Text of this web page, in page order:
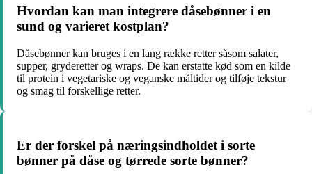
Hvordan kan man integrere dåsebønner i en
sund og varieret kostplan?
Dåsebønner kan bruges i en lang række retter såsom salater,
supper, gryderetter og wraps. De kan erstatte kød som en kilde
til protein i vegetariske og veganske måltider og tilføje tekstur
og smag til forskellige retter.
Er der forskel på næringsindholdet i sorte
bønner på dåse og tørrede sorte bønner?